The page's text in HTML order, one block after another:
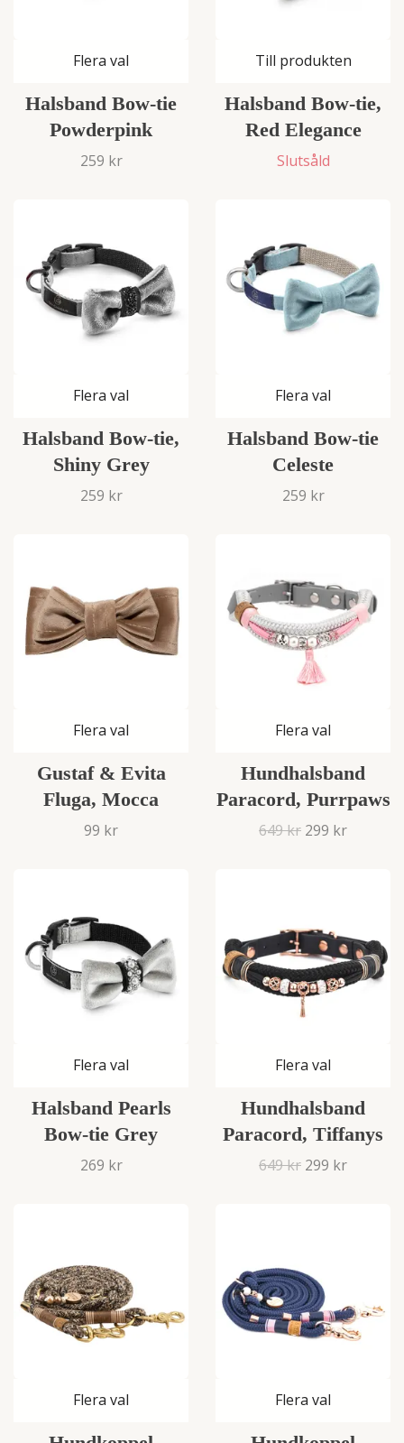
Flera val
Halsband Bow-tie
Powderpink
259 kr
Till produkten
Halsband Bow-tie,
Red Elegance
Slutsåld
Flera val
Halsband Bow-tie,
Shiny Grey
259 kr
Flera val
Halsband Bow-tie
Celeste
259 kr
Flera val
Gustaf & Evita
Fluga, Mocca
99 kr
Flera val
Hundhalsband
Paracord, Purrpaws
649 kr 299 kr
Flera val
Halsband Pearls
Bow-tie Grey
269 kr
Flera val
Hundhalsband
Paracord, Tiffanys
649 kr 299 kr
Flera val Flera val